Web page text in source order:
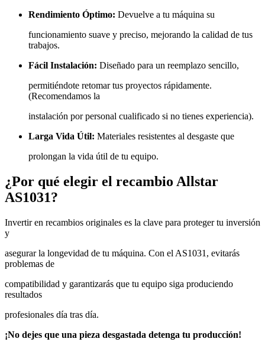
Rendimiento Óptimo: Devuelve a tu máquina su
funcionamiento suave y preciso, mejorando la calidad de tus
trabajos.
Fácil Instalación: Diseñado para un reemplazo sencillo,
permitiéndote retomar tus proyectos rápidamente.
(Recomendamos la
instalación por personal cualificado si no tienes experiencia).
Larga Vida Útil: Materiales resistentes al desgaste que
prolongan la vida útil de tu equipo.
¿Por qué elegir el recambio Allstar
AS1031?
Invertir en recambios originales es la clave para proteger tu inversión
y
asegurar la longevidad de tu máquina. Con el AS1031, evitarás
problemas de
compatibilidad y garantizarás que tu equipo siga produciendo
resultados
profesionales día tras día.
¡No dejes que una pieza desgastada detenga tu producción!